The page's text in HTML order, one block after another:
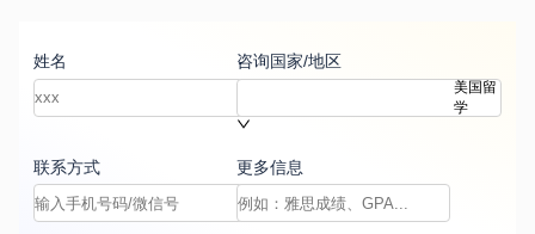
姓名 咨询国家/地区
美国留
学
联系方式 更多信息